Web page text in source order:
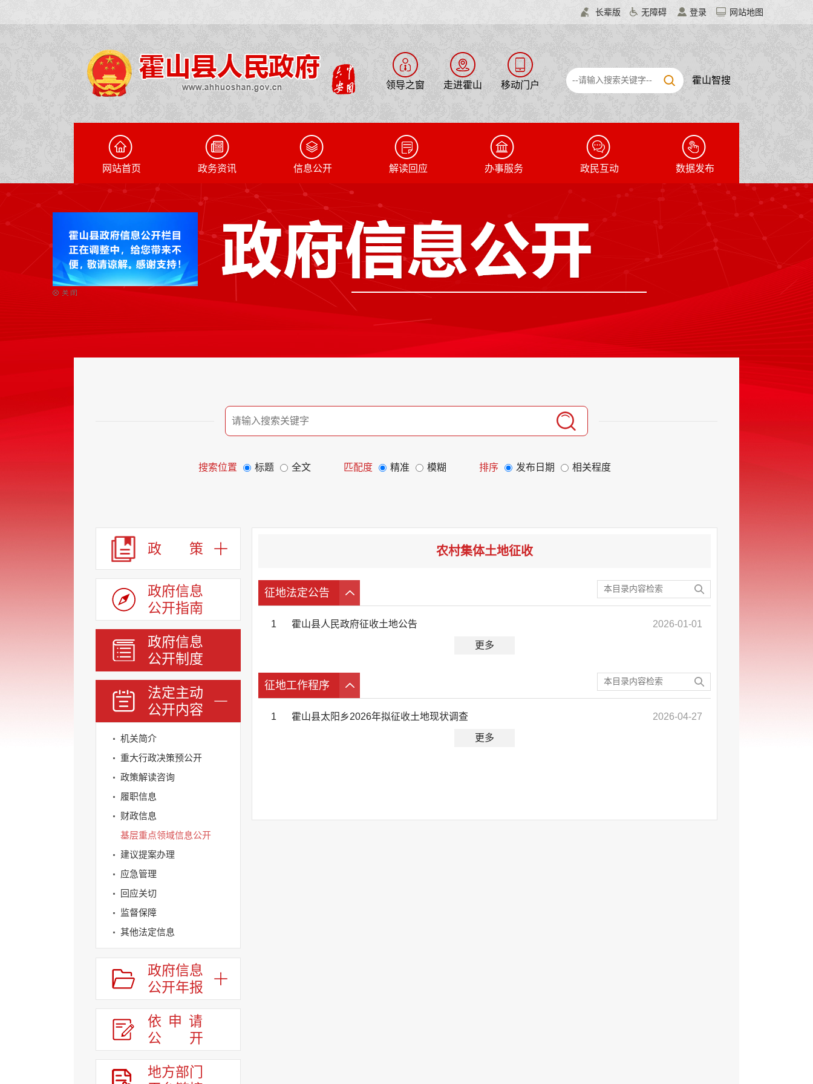
长辈版 无障碍 登录 网站地图
领导之窗 走进霍山 移动门户 霍山智搜
网站首页 政务资讯 信息公开 解读回应 办事服务 政民互动 数据发布
搜索位置 标题 全文 匹配度 精准 模糊 排序 发布日期 相关程度
政 策
政府信息
公开指南
政府信息
公开制度
法定主动
公开内容
机关简介
重大行政决策预公开
政策解读咨询
履职信息
财政信息
基层重点领域信息公开
建议提案办理
应急管理
回应关切
监督保障
其他法定信息
政府信息
公开年报
依申请
公
开
地方部门
农村集体土地征收
征地法定公告
1 霍山县人民政府征收土地公告 2026-01-01
更多
征地工作程序
1 霍山县太阳乡2026年拟征收土地现状调查 2026-04-27
更多